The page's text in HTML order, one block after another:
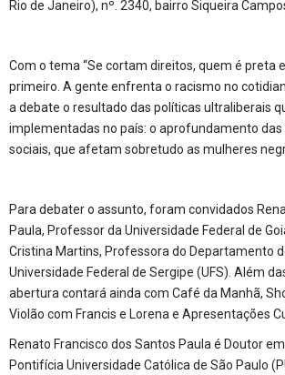
Rio de Janeiro), nº. 2340, bairro Siqueira
Com o tema “Se cortam direitos, quem é preta
primeiro. A gente enfrenta o racismo no
a debate o resultado das políticas ultraliberais
implementadas no país: o aprofundamento das
sociais, que afetam sobretudo as mulheres
Para debater o assunto, foram convidados
Paula, Professor da Universidade Federal de
Cristina Martins, Professora do Departamento
Universidade Federal de Sergipe (UFS). Além
abertura contará ainda com Café da Manhã,
Violão com Francis e Lorena e Apresentações
Renato Francisco dos Santos Paula é Doutor
Pontifícia Universidade Católica de São Paulo